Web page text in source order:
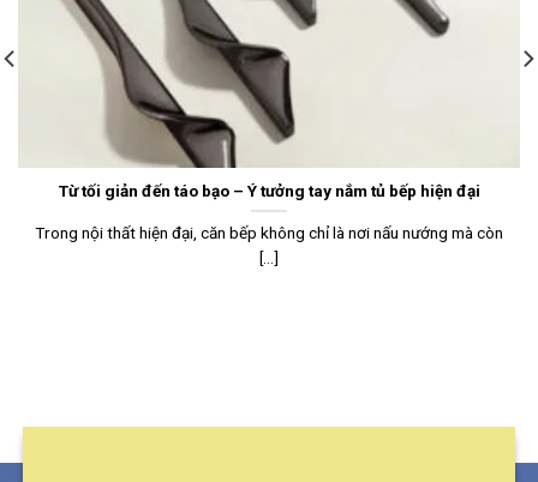
Từ tối giản đến táo bạo – Ý tưởng tay nắm tủ bếp hiện đại
Trong nội thất hiện đại, căn bếp không chỉ là nơi nấu nướng mà còn
[...]